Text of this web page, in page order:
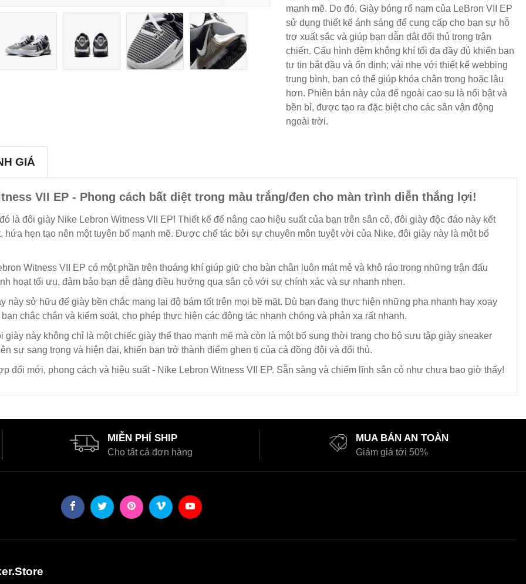
mạnh mẽ. Do đó, Giày bóng rổ nam của LeBron VII EP
sử dụng thiết kế ánh sáng để cung cấp cho bạn sự hỗ
trợ xuất sắc và giúp bạn dẫn dắt đối thủ trong trận
chiến. Cấu hình đệm không khí tối đa đầy đủ khiến bạn
tự tin bắt đầu và ổn định; vải nhẹ với thiết kế webbing
trung bình, bạn có thể giúp khóa chân trong hoặc lâu
hơn. Phiên bản này của đế ngoài cao su là nổi bật và
bền bỉ, được tạo ra đặc biệt cho các sân vận động
ngoài trời.
GIÁ
VII EP - Phong cách bất diệt trong màu trắng/đen cho màn trình diễn thắng lợi!
là đôi giày Nike Lebron Witness VII EP! Thiết kế để nâng cao hiệu suất của bạn trên sân cỏ, đôi giày độc đáo này kết
hẹn tạo nên một tuyên bố mạnh mẽ. Được chế tác bởi sự chuyên môn tuyệt vời của Nike, đôi giày này là một bổ
Witness VII EP có một phần trên thoáng khí giúp giữ cho bàn chân luôn mát mẻ và khô ráo trong những trận đấu
hoạt tối ưu, đảm bảo bạn dễ dàng điều hướng qua sân cỏ với sự chính xác và sự nhanh nhẹn.
sở hữu đế giày bền chắc mang lại độ bám tốt trên mọi bề mặt. Dù bạn đang thực hiện những pha nhanh hay xoay
chắc chắn và kiểm soát, cho phép thực hiện các động tác nhanh chóng và phản xạ rất nhanh.
này không chỉ là một chiếc giày thể thao mạnh mẽ mà còn là một bổ sung thời trang cho bộ sưu tập giày sneaker
sự sang trọng và hiện đại, khiến bạn trở thành điểm ghen tị của cả đồng đội và đối thủ.
mới, phong cách và hiệu suất - Nike Lebron Witness VII EP. Sẵn sàng và chiếm lĩnh sân cỏ như chưa bao giờ thấy!
MIỄN PHÍ SHIP
Cho tất cả đơn hàng
MUA BÁN AN TOÀN
Giảm giá tới 50%